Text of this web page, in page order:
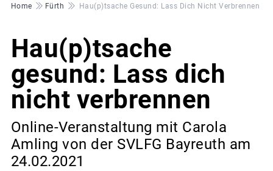
Pfadnavigation
Home Fürth Hau(p)tsache Gesund: Lass Dich Nicht Verbrennen
Hau(p)tsache
gesund: Lass dich
nicht verbrennen
Online-Veranstaltung mit Carola
Amling von der SVLFG Bayreuth am
24.02.2021